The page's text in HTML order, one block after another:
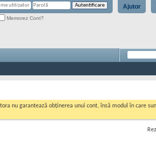
Ajutor
Memorez Cont?
nu garantează obținerea unui cont, însă modul în care